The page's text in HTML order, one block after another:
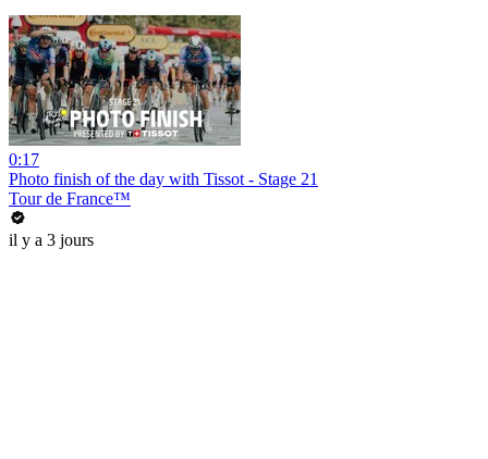
0:17
Photo finish of the day with Tissot - Stage 21
Tour de France™
il y a 3 jours